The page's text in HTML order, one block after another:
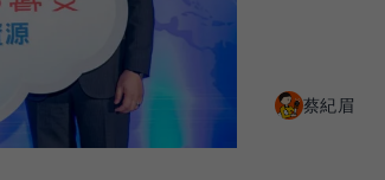
蔡紀眉